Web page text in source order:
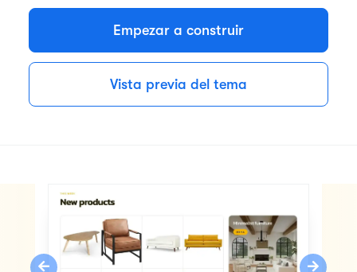
Empezar a construir
Vista previa del tema
Previous Next